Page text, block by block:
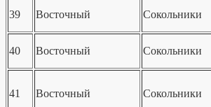
39 Восточный Сокольники
40 Восточный Сокольники
41 Восточный Сокольники